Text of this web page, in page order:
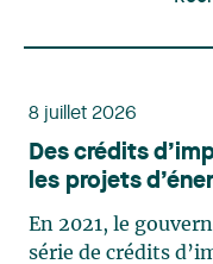
8 juillet 2026
Des crédits
les projets
En 2021, le
série de crédits